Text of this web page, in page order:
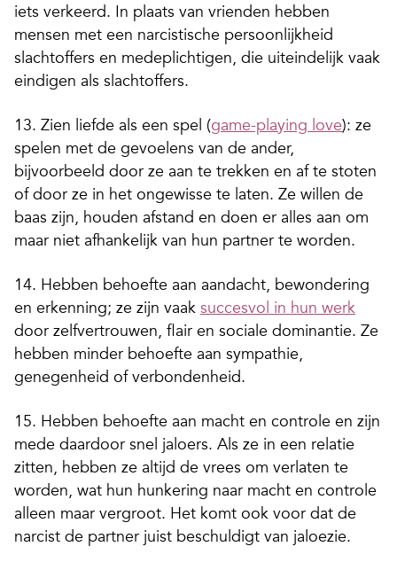
iets verkeerd. In plaats van vrienden hebben
mensen met een narcistische persoonlijkheid
slachtoffers en medeplichtigen, die uiteindelijk vaak
eindigen als slachtoffers.
13. Zien liefde als een spel (game-playing love): ze
spelen met de gevoelens van de ander,
bijvoorbeeld door ze aan te trekken en af te stoten
of door ze in het ongewisse te laten. Ze willen de
baas zijn, houden afstand en doen er alles aan om
maar niet afhankelijk van hun partner te worden.
14. Hebben behoefte aan aandacht, bewondering
en erkenning; ze zijn vaak succesvol in hun werk
door zelfvertrouwen, flair en sociale dominantie. Ze
hebben minder behoefte aan sympathie,
genegenheid of verbondenheid.
15. Hebben behoefte aan macht en controle en zijn
mede daardoor snel jaloers. Als ze in een relatie
zitten, hebben ze altijd de vrees om verlaten te
worden, wat hun hunkering naar macht en controle
alleen maar vergroot. Het komt ook voor dat de
narcist de partner juist beschuldigt van jaloezie.